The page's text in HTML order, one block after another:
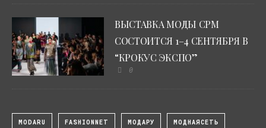
ВЫСТАВКА МОДЫ CPM
СОСТОИТСЯ 1–4 СЕНТЯБРЯ В
“КРОКУС ЭКСПО”
0
MODARU FASHIONNET МОДАРУ МОДНАЯСЕТЬ